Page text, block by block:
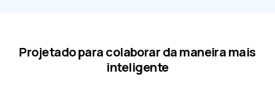
Projetado para colaborar da maneira mais
inteligente